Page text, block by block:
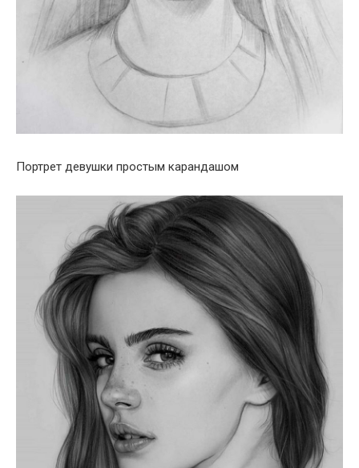
Портрет девушки простым карандашом